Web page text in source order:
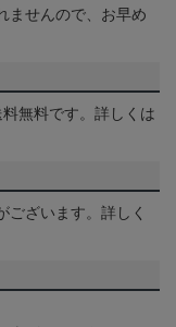
ませんので、お早め
無料です。詳しくは
ございます。詳しく